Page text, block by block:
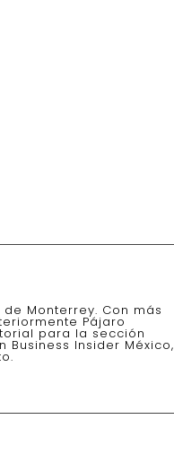
Monterrey. Con más
Pájaro
para la sección
Insider México,